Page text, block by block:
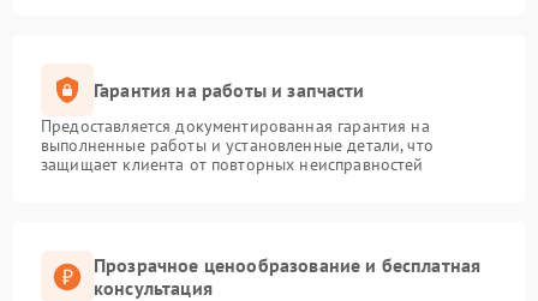
Гарантия на работы и запчасти
Предоставляется документированная гарантия на
выполненные работы и установленные детали, что
защищает клиента от повторных неисправностей
Прозрачное ценообразование и бесплатная
консультация